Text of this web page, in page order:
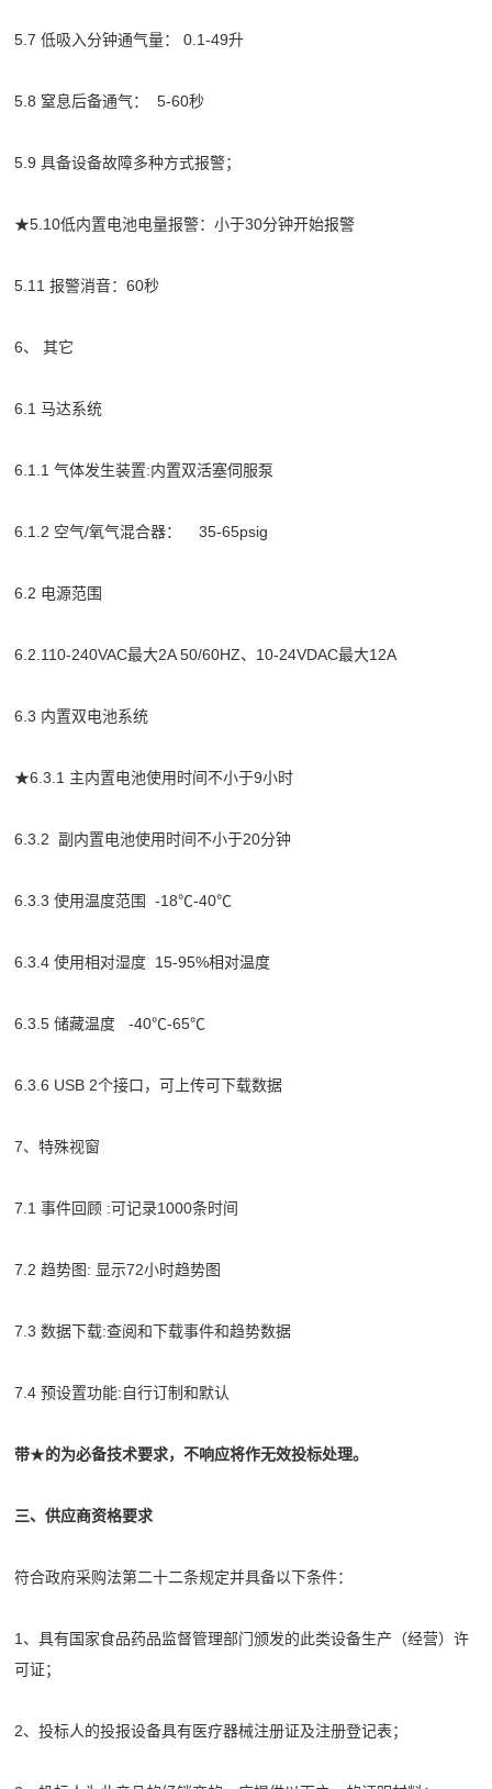
5.7 低吸入分钟通气量： 0.1-49升
5.8 窒息后备通气： 5-60秒
5.9 具备设备故障多种方式报警；
★5.10低内置电池电量报警：小于30分钟开始报警
5.11 报警消音：60秒
6、 其它
6.1 马达系统
6.1.1 气体发生装置:内置双活塞伺服泵
6.1.2 空气/氧气混合器： 35-65psig
6.2 电源范围
6.2.110-240VAC最大2A 50/60HZ、10-24VDAC最大12A
6.3 内置双电池系统
★6.3.1 主内置电池使用时间不小于9小时
6.3.2 副内置电池使用时间不小于20分钟
6.3.3 使用温度范围 -18℃-40℃
6.3.4 使用相对湿度 15-95%相对温度
6.3.5 储藏温度 -40℃-65℃
6.3.6 USB 2个接口，可上传可下载数据
7、特殊视窗
7.1 事件回顾 :可记录1000条时间
7.2 趋势图: 显示72小时趋势图
7.3 数据下载:查阅和下载事件和趋势数据
7.4 预设置功能:自行订制和默认
带★的为必备技术要求，不响应将作无效投标处理。
三、供应商资格要求
符合政府采购法第二十二条规定并具备以下条件：
1、具有国家食品药品监督管理部门颁发的此类设备生产（经营）许
可证；
2、投标人的投报设备具有医疗器械注册证及注册登记表；